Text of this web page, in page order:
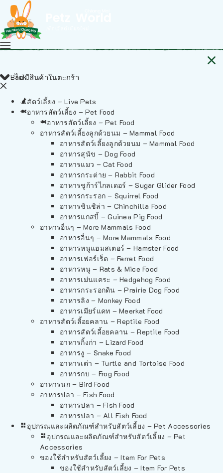
ไม่มีสินค้าในตะกร้า
Back
สัตว์เลี้ยง – Live Pets
อาหารสัตว์เลี้ยง – Pet Food
อาหารสัตว์เลี้ยง – Pet Food
อาหารสัตว์เลี้ยงลูกด้วยนม – Mammal Food
อาหารสัตว์เลี้ยงลูกด้วยนม – Mammal Food
อาหารสุนัข – Dog Food
อาหารแมว – Cat Food
อาหารกระต่าย – Rabbit Food
อาหารชูก้าร์ไกลเดอร์ – Sugar Glider Food
อาหารกระรอก – Squirrel Food
อาหารชินชิล่า – Chinchilla Food
อาหารแกสบี้ – Guinea Pig Food
อาหารอื่นๆ – More Mammals Food
อาหารอื่นๆ – More Mammals Food
อาหารหนูแฮมสเตอร์ – Hamster Food
อาหารเฟอร์เร็ต – Ferret Food
อาหารหนู – Rats & Mice Food
อาหารเม่นแคระ – Hedgehog Food
อาหารกระรอกดิน – Prairie Dog Food
อาหารลิง – Monkey Food
อาหารเมียร์แคท – Meerkat Food
อาหารสัตว์เลี้อยคลาน – Reptile Food
อาหารสัตว์เลี้อยคลาน – Reptile Food
อาหารกิ้งก่า – Lizard Food
อาหารงู – Snake Food
อาหารเต่า – Turtle and Tortoise Food
อาหารกบ – Frog Food
อาหารนก – Bird Food
อาหารปลา – Fish Food
อาหารปลา – Fish Food
อาหารปลา – All Fish Food
อุปกรณและผลิตภัณฑ์สำหรับสัตว์เลี้ยง – Pet Accessories
อุปกรณและผลิตภัณฑ์สำหรับสัตว์เลี้ยง – Pet
Accessories
ของใช้สำหรับสัตว์เลี้ยง – Item For Pets
ของใช้สำหรับสัตว์เลี้ยง – Item For Pets